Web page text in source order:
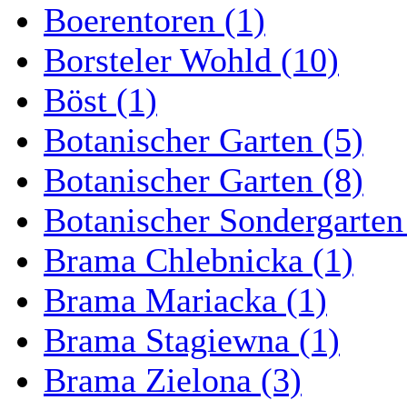
Boerentoren (1)
Borsteler Wohld (10)
Böst (1)
Botanischer Garten (5)
Botanischer Garten (8)
Botanischer
Brama Chlebnicka (1)
Brama Mariacka (1)
Brama Stagiewna (1)
Brama Zielona (3)